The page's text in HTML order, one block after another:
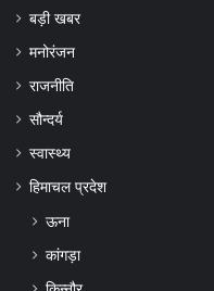
बड़ी खबर
मनोरंजन
राजनीति
सौन्दर्य
स्वास्थ्य
हिमाचल प्रदेश
ऊना
कांगड़ा